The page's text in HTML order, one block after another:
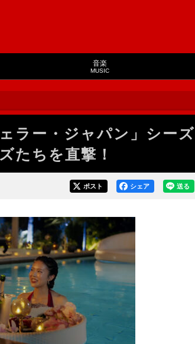
音楽
MUSIC
ラー・ジャパン」シーズ
たちを直撃！
送る
シェア
ポスト